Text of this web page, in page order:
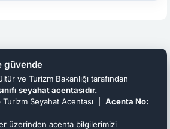
güvende
ve Turizm Bakanlığı tarafından
seyahat acentasıdır.
Turizm Seyahat Acentası | Acenta No:
üzerinden acenta bilgilerimizi